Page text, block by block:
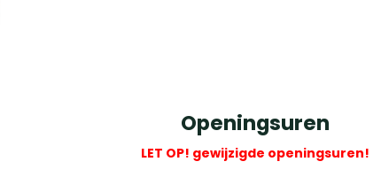
Openingsuren
LET OP! gewijzigde openingsuren!